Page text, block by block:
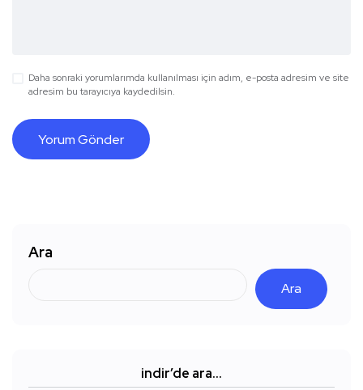
Daha sonraki yorumlarımda kullanılması için adım, e-posta adresim ve site
adresim bu tarayıcıya kaydedilsin.
Ara
Ara
indir’de ara…